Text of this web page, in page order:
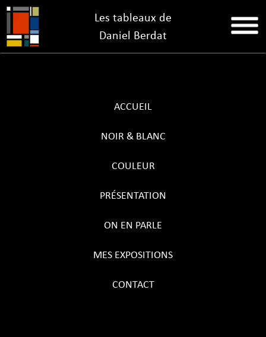
Les tableaux de
Daniel Berdat
ACCUEIL
NOIR & BLANC
COULEUR
PRÉSENTATION
ON EN PARLE
MES EXPOSITIONS
CONTACT